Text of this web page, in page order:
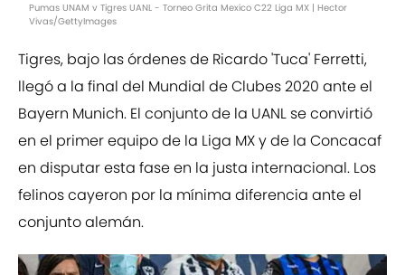
Pumas UNAM v Tigres UANL - Torneo Grita Mexico C22 Liga MX | Hector
Vivas/GettyImages
Tigres, bajo las órdenes de Ricardo 'Tuca' Ferretti,
llegó a la final del Mundial de Clubes 2020 ante el
Bayern Munich. El conjunto de la UANL se convirtió
en el primer equipo de la Liga MX y de la Concacaf
en disputar esta fase en la justa internacional. Los
felinos cayeron por la mínima diferencia ante el
conjunto alemán.